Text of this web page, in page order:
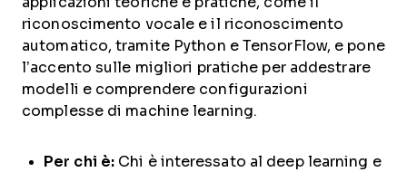
riconoscimento vocale e il riconoscimento
automatico, tramite Python e TensorFlow, e pone
l’accento sulle migliori pratiche per addestrare
modelli e comprendere configurazioni
complesse di machine learning.
Per chi è: Chi è interessato al deep learning e